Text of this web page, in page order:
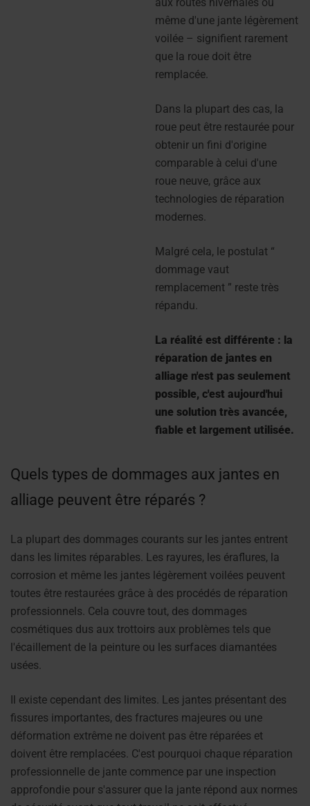
même d'une jante légèrement
voilée – signifient rarement
que la roue doit être
remplacée.
Dans la plupart des cas, la
roue peut être restaurée pour
obtenir un fini d'origine
comparable à celui d'une
roue neuve, grâce aux
technologies de réparation
modernes.
Malgré cela, le postulat “
dommage vaut
remplacement ” reste très
répandu.
La réalité est différente : la
réparation de jantes en
alliage n'est pas seulement
possible, c'est aujourd'hui
une solution très avancée,
fiable et largement utilisée.
Quels types de dommages aux jantes en
alliage peuvent être réparés ?
La plupart des dommages courants sur les jantes entrent
dans les limites réparables. Les rayures, les éraflures, la
corrosion et même les jantes légèrement voilées peuvent
toutes être restaurées grâce à des procédés de réparation
professionnels. Cela couvre tout, des dommages
cosmétiques dus aux trottoirs aux problèmes tels que
l'écaillement de la peinture ou les surfaces diamantées
usées.
Il existe cependant des limites. Les jantes présentant des
fissures importantes, des fractures majeures ou une
déformation extrême ne doivent pas être réparées et
doivent être remplacées. C'est pourquoi chaque réparation
professionnelle de jante commence par une inspection
approfondie pour s'assurer que la jante répond aux normes